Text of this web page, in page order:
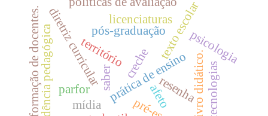
resenha
território
diretriz curricularprática de ensino
texto escolar
pós-graduação
saber
mídia
residência pedagógica livro didático.
licenciaturas
parfor
creche psicologia
formação de docentes. tecnologias
afeto